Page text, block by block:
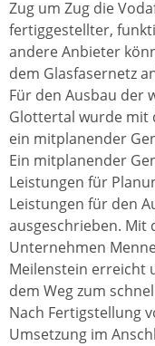
Zug um Zug die
fertiggestellter,
andere Anbieter
dem Glasfasernetz
Für den Ausbau der
Glottertal wurde mit
ein mitplanender
Ein mitplanender
Leistungen für
Leistungen für den
ausgeschrieben. Mit
Unternehmen
Meilenstein erreicht
dem Weg zum
Nach Fertigstellung
Umsetzung im